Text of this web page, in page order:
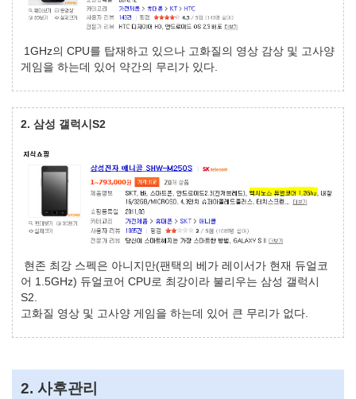
1GHz의 CPU를 탑재하고 있으나 고화질의 영상 감상 및 고사양
게임을 하는데 있어 약간의 무리가 있다.
2. 삼성 갤럭시S2
현존 최강 스펙은 아니지만(팬택의 베가 레이서가 현재 듀얼코
어 1.5GHz) 듀얼코어 CPU로 최강이라 불리우는 삼성 갤럭시
S2.
고화질 영상 및 고사양 게임을 하는데 있어 큰 무리가 없다.
2. 사후관리